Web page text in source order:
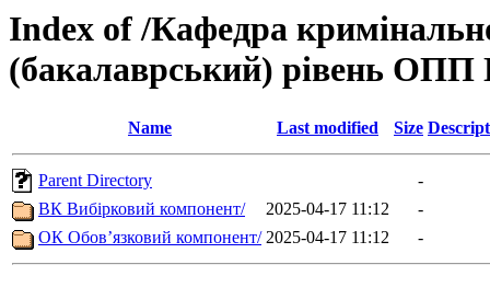
Index of /Кафедра
(бакалаврський) рівень ОПП
Name Last modified Size
Parent Directory
-
ВК Вибірковий компонент/
2025-04-17 11:12
-
ОК Обов’язковий компонент/ 2025-04-17 11:12 -